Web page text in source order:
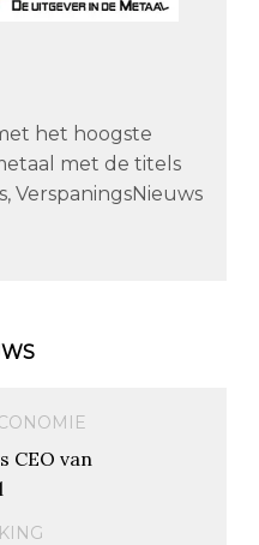
het hoogste
met de titels
VerspaningsNieuws
CEO van